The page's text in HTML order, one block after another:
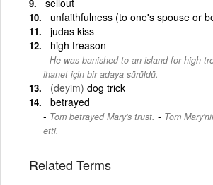
unfaithfulness (to one's spouse or
judas kiss
high treason
He was banished to an island for high
ihanet için bir adaya sürüldü.
(deyim) dog trick
betrayed
Tom betrayed Mary's trust. - Tom
etti.
Related Terms